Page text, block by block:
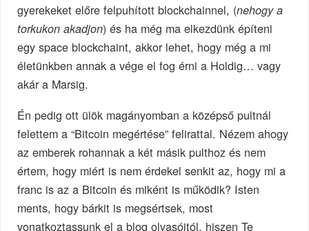
gyerekeket előre felpuhított blockchainnel, (nehogy a
torkukon akadjon) és ha még ma elkezdünk építeni
egy space blockchaint, akkor lehet, hogy még a mi
életünkben annak a vége el fog érni a Holdig… vagy
akár a Marsig.
Én pedig ott ülök magányomban a középső pultnál
felettem a “Bitcoin megértése” felirattal. Nézem ahogy
az emberek rohannak a két másik pulthoz és nem
értem, hogy miért is nem érdekel senkit az, hogy mi a
franc is az a Bitcoin és miként is működik? Isten
ments, hogy bárkit is megsértsek, most
vonatkoztassunk el a blog olvasóitól, hiszen Te